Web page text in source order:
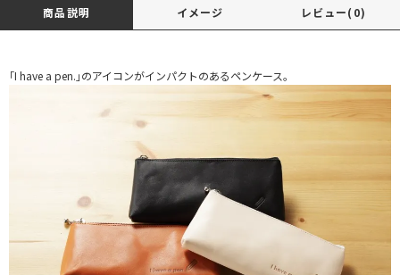
商品説明 イメージ レビュー(0)
「I have a pen.」のアイコンがインパクトのあるペンケース。